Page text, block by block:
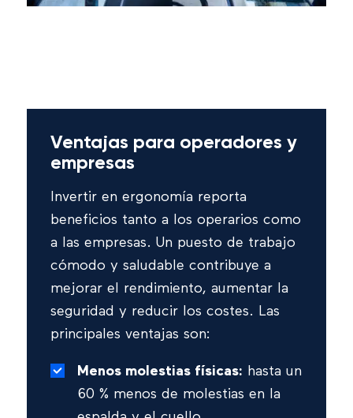
Ventajas para operadores y
empresas
Invertir en ergonomía reporta
beneficios tanto a los operarios como
a las empresas. Un puesto de trabajo
cómodo y saludable contribuye a
mejorar el rendimiento, aumentar la
seguridad y reducir los costes. Las
principales ventajas son:
Menos molestias físicas: hasta un
60 % menos de molestias en la